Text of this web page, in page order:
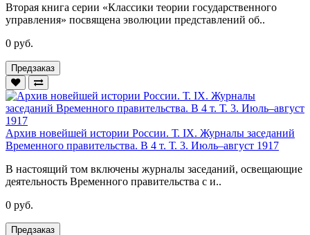
Вторая книга серии «Классики теории государственного
управления» посвящена эволюции представлений об..
0 руб.
Предзаказ
Архив новейшей истории России. Т. IX. Журналы заседаний
Временного правительства. В 4 т. Т. 3. Июль–август 1917
В настоящий том включены журналы заседаний, освещающие
деятельность Временного правительства с и..
0 руб.
Предзаказ